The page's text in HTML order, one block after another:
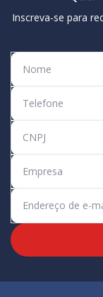
Inscreva-se para